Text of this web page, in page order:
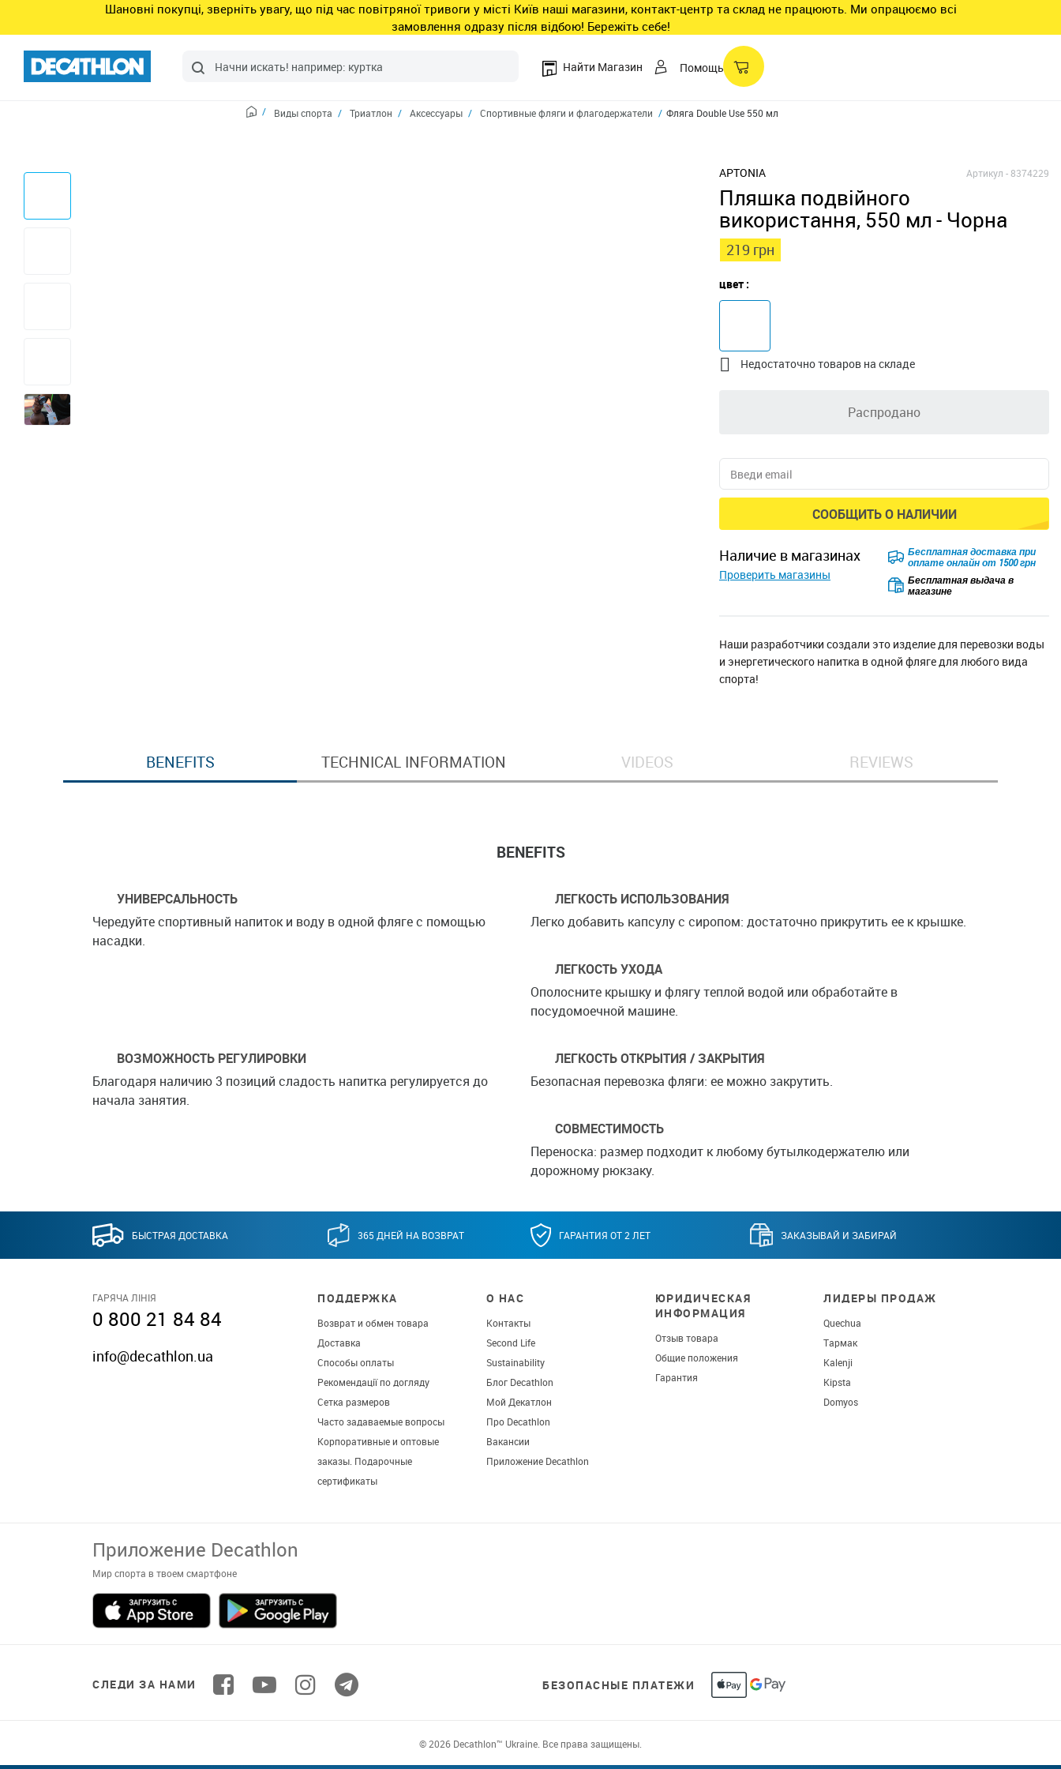
Шановні покупці, зверніть увагу, що під час повітряної тривоги у місті Київ наші магазини, контакт-центр та склад не працюють. Ми опрацюємо всі
замовлення одразу після відбою! Бережіть себе!
Найти Магазин Помощь
Виды спорта Триатлон Аксессуары Спортивные фляги и флагодержатели Фляга Double Use 550 мл
APTONIA Артикул -8374229
Пляшка подвійного
використання, 550 мл - Чорна
219 грн
цвет :
 Недостаточно товаров на складе
Распродано
СООБЩИТЬ О НАЛИЧИИ
наличие в магазинах
Проверить магазины
Бесплатная доставка при
оплате онлайн от 1500 грн
Бесплатная выдача в
магазине
Наши разработчики создали это изделие для перевозки воды
и энергетического напитка в одной фляге для любого вида
спорта!
BENEFITS TECHNICAL INFORMATION VIDEOS REVIEWS
BENEFITS
УНИВЕРСАЛЬНОСТЬ
Чередуйте спортивный напиток и воду в одной фляге с помощью
насадки.
ЛЕГКОСТЬ ИСПОЛЬЗОВАНИЯ
Легко добавить капсулу с сиропом: достаточно прикрутить ее к крышке.
ЛЕГКОСТЬ УХОДА
Ополосните крышку и флягу теплой водой или обработайте в
посудомоечной машине.
ВОЗМОЖНОСТЬ РЕГУЛИРОВКИ
Благодаря наличию 3 позиций сладость напитка регулируется до
начала занятия.
ЛЕГКОСТЬ ОТКРЫТИЯ / ЗАКРЫТИЯ
Безопасная перевозка фляги: ее можно закрутить.
СОВМЕСТИМОСТЬ
Переноска: размер подходит к любому бутылкодержателю или
дорожному рюкзаку.
БЫСТРАЯ ДОСТАВКА 365 ДНЕЙ НА ВОЗВРАТ ГАРАНТИЯ ОТ 2 ЛЕТ ЗАКАЗЫВАЙ И ЗАБИРАЙ
ГАРЯЧА ЛІНІЯ
0 800 21 84 84
info@decathlon.ua
ПОДДЕРЖКА
Возврат и обмен товара
Доставка
Способы оплаты
Рекомендації по догляду
Сетка размеров
Часто задаваемые вопросы
Корпоративные и оптовые
заказы. Подарочные
сертификаты
О НАС
Контакты
Second Life
Sustainability
Блог Decathlon
Мой Декатлон
Про Decathlon
Вакансии
Приложение Decathlon
ЮРИДИЧЕСКАЯ
ИНФОРМАЦИЯ
Отзыв товара
Общие положения
Гарантия
ЛИДЕРЫ ПРОДАЖ
Quechua
Тармак
Kalenji
Kipsta
Domyos
Приложение Decathlon
Мир спорта в твоем смартфоне
СЛЕДИ ЗА НАМИ БЕЗОПАСНЫЕ ПЛАТЕЖИ
© 2026 Decathlon™ Ukraine. Все права защищены.